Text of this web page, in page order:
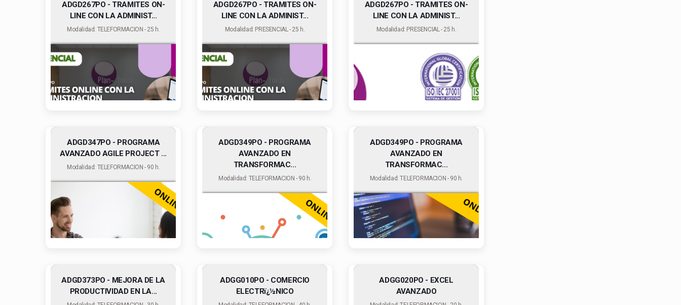
ADGD267PO - TRAMITES ON-
LINE CON LA ADMINIST...
Modalidad: TELEFORMACION - 25 h.
ADGD267PO - TRAMITES ON-
LINE CON LA ADMINIST...
Modalidad: PRESENCIAL - 25 h.
ADGD267PO - TRAMITES ON-
LINE CON LA ADMINIST...
Modalidad: PRESENCIAL - 25 h.
ADGD347PO - PROGRAMA
AVANZADO AGILE PROJECT ...
Modalidad: TELEFORMACION - 90 h.
ADGD349PO - PROGRAMA
AVANZADO EN
TRANSFORMAC...
Modalidad: TELEFORMACION - 90 h.
ADGD349PO - PROGRAMA
AVANZADO EN
TRANSFORMAC...
Modalidad: TELEFORMACION - 90 h.
ADGD373PO - MEJORA DE LA
PRODUCTIVIDAD EN LA...
ADGG010PO - COMERCIO
ELECTRï¿½NICO
ADGG020PO - EXCEL
AVANZADO